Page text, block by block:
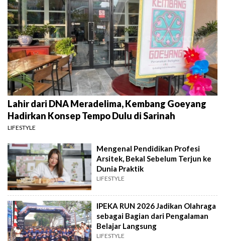
Lahir dari DNA Meradelima, Kembang Goeyang
Hadirkan Konsep Tempo Dulu di Sarinah
LIFESTYLE
Mengenal Pendidikan Profesi
Arsitek, Bekal Sebelum Terjun ke
Dunia Praktik
LIFESTYLE
IPEKA RUN 2026 Jadikan Olahraga
sebagai Bagian dari Pengalaman
Belajar Langsung
LIFESTYLE